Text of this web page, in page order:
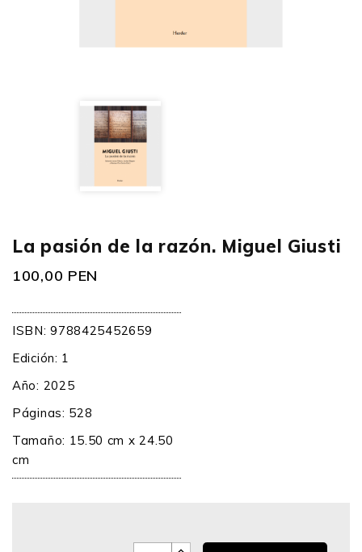
La pasión de la razón. Miguel Giusti
100,00 PEN
ISBN:9788425452659
Edición: 1
Año: 2025
Páginas: 528
Tamaño: 15.50 cm x 24.50
cm